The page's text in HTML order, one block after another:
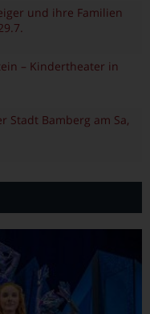
und ihre Familien
– Kindertheater in
Stadt Bamberg am Sa,